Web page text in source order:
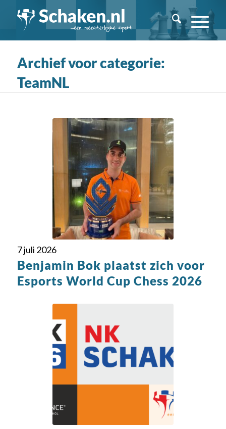
Archief voor categorie:
TeamNL
7 juli 2026
Benjamin Bok plaatst zich voor
Esports World Cup Chess 2026